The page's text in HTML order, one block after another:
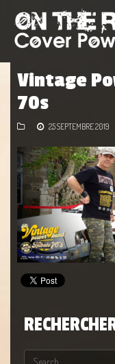
Vintage
70s
25 SEPTEMBRE 2019